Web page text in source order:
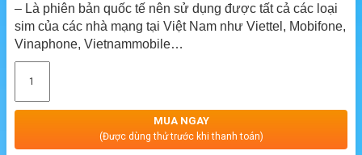
– Là phiên bản quốc tế nên sử dụng được tất cả các loại
sim của các nhà mạng tại Việt Nam như Viettel, Mobifone,
Vinaphone, Vietnammobile…
MUA NGAY
(Được dùng thử trước khi thanh toán)